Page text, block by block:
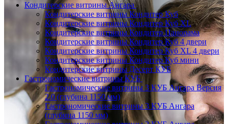
Кондитерские витрины Ангара
Кондитерские витрины Кондитер Куб
Кондитерские витрины Кондитер Куб XL
Кондитерские витрины Кондитер Панорама
Кондитерские витрины Кондитер Куб 4 двери
Кондитерские витрины Кондитер Куб XL 4 двери
Кондитерские витрины Кондитер Куб мини
Кондитерские витрины Десерт КУБ
Гастрономические витрины КУБ
Гастрономические витрины 3 КУБ Ангара Версия
2.0 (глубина 1150 мм)
Гастрономические витрины 3 КУБ Ангара
(глубина 1150 мм)